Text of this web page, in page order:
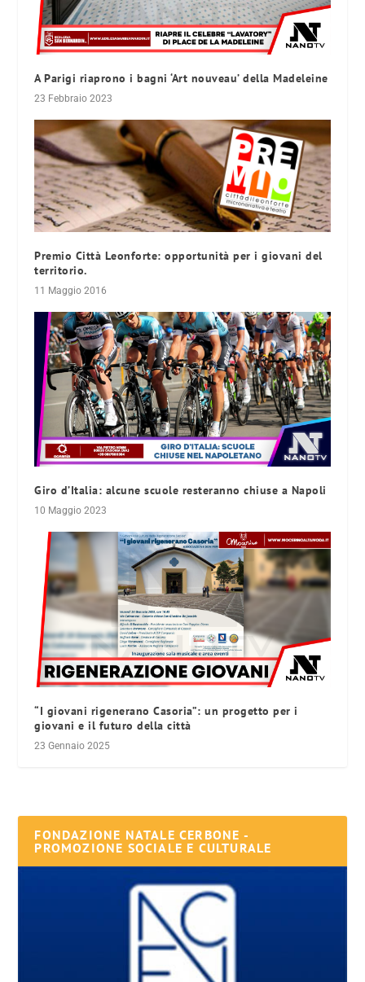
A Parigi riaprono i bagni ‘Art nouveau’ della Madeleine
23 Febbraio 2023
Premio Città Leonforte: opportunità per i giovani del
territorio.
11 Maggio 2016
Giro d’Italia: alcune scuole resteranno chiuse a Napoli
10 Maggio 2023
“I giovani rigenerano Casoria”: un progetto per i
giovani e il futuro della città
23 Gennaio 2025
FONDAZIONE NATALE CERBONE -
PROMOZIONE SOCIALE E CULTURALE